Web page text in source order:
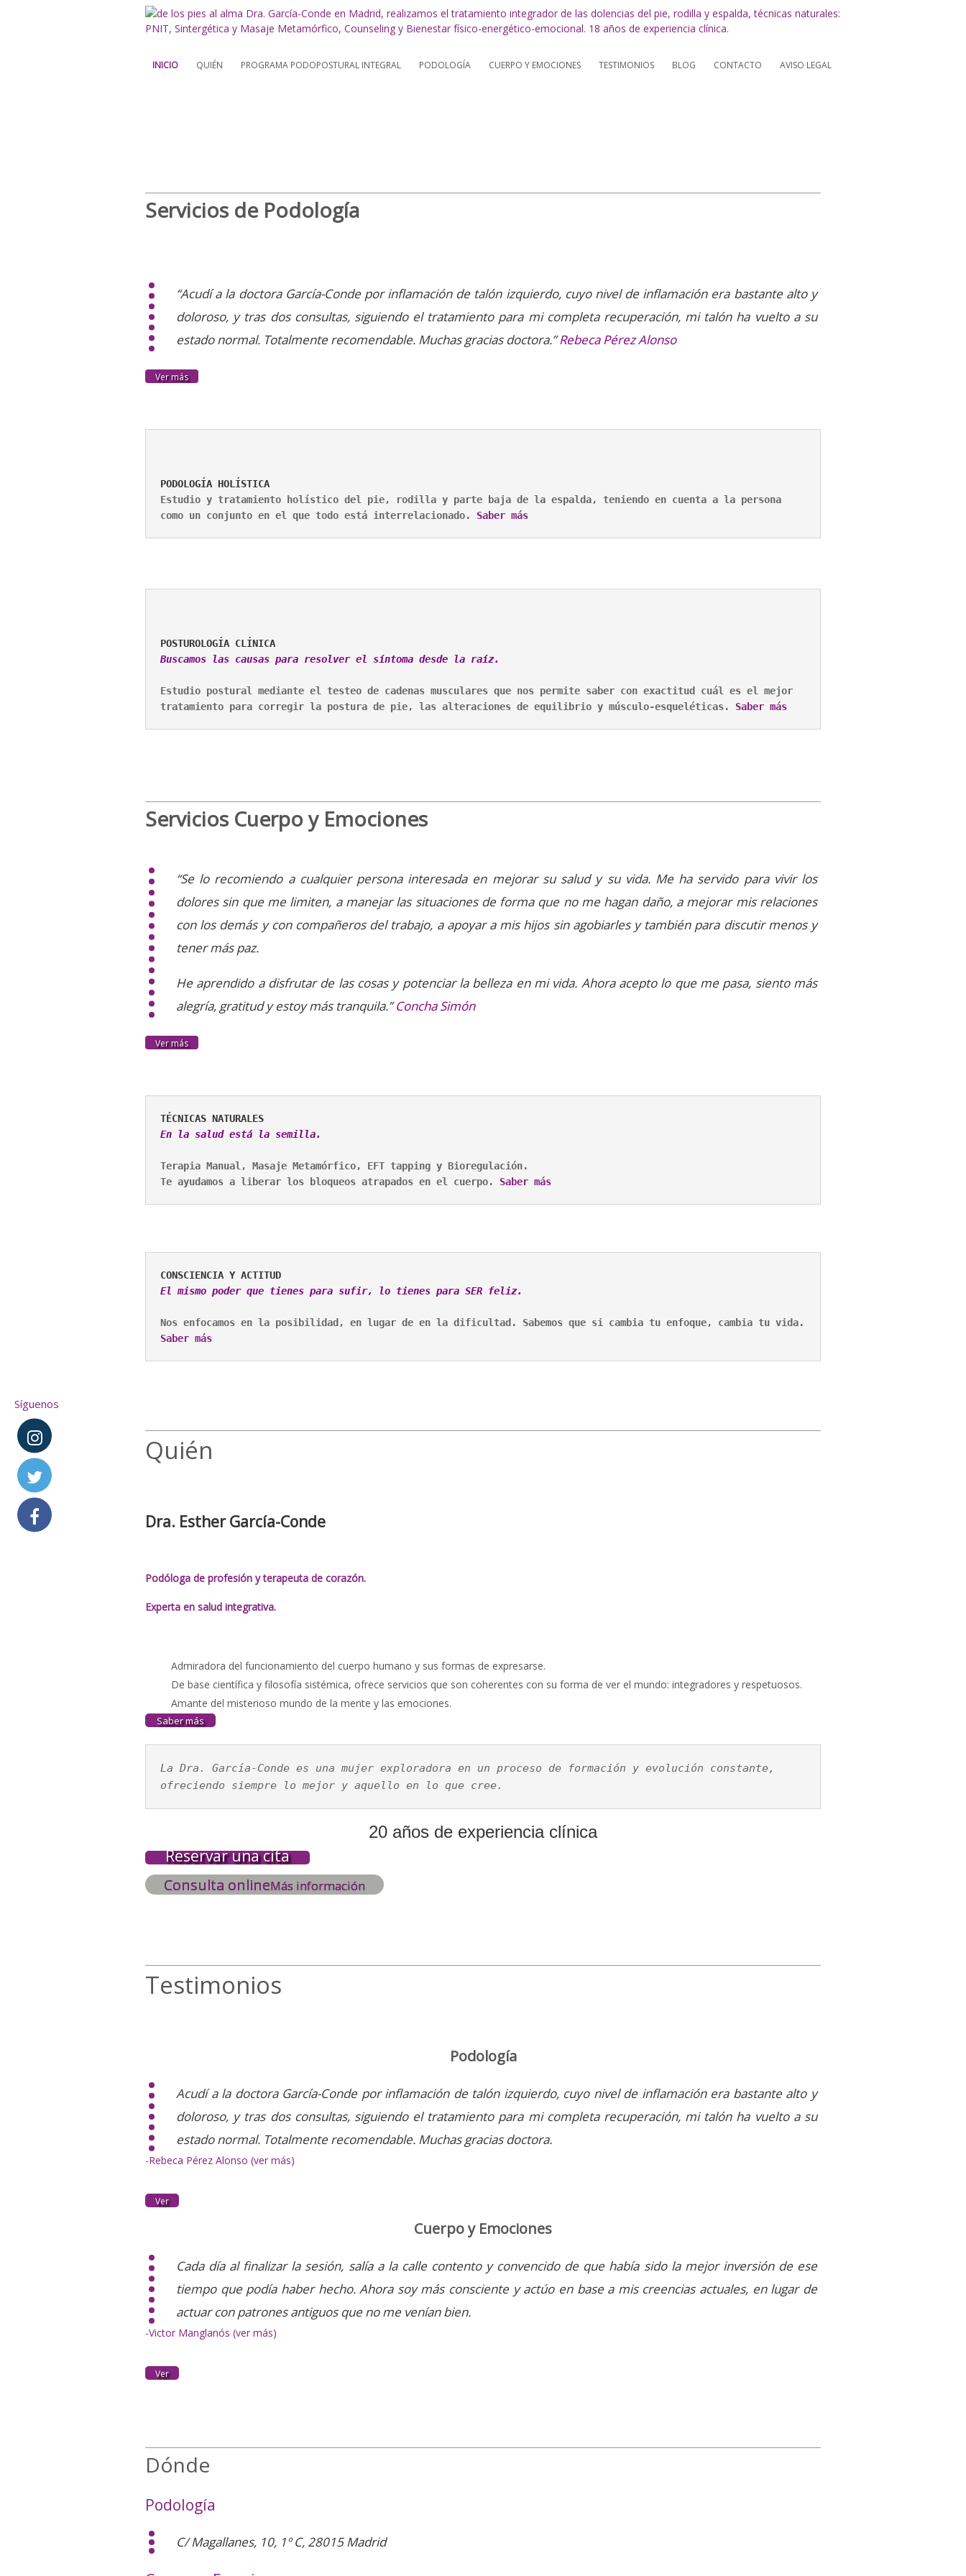
INICIO QUIÉN PROGRAMA PODOPOSTURAL INTEGRAL PODOLOGÍA CUERPO Y EMOCIONES TESTIMONIOS BLOG CONTACTO AVISO LEGAL
Servicios de Podología
“Acudí a la doctora García-Conde por inflamación de talón izquierdo, cuyo nivel de inflamación era bastante alto y
doloroso, y tras dos consultas, siguiendo el tratamiento para mi completa recuperación, mi talón ha vuelto a su
estado normal. Totalmente recomendable. Muchas gracias doctora.”Rebeca Pérez Alonso
Ver más
Estudio y tratamiento holístico del pie, rodilla y parte baja de la espalda, teniendo en cuenta a la persona
como un conjunto en el que todo está interrelacionado. Saber más
Buscamos las causas para resolver el síntoma desde la raíz.
Estudio postural mediante el testeo de cadenas musculares que nos permite saber con exactitud cuál es el mejor
tratamiento para corregir la postura de pie, las alteraciones de equilibrio y músculo-esqueléticas.
Saber más
Servicios Cuerpo y Emociones
“Se lo recomiendo a cualquier persona interesada en mejorar su salud y su vida. Me ha servido para vivir los
dolores sin que me limiten, a manejar las situaciones de forma que no me hagan daño, a mejorar mis relaciones
con los demás y con compañeros del trabajo, a apoyar a mis hijos sin agobiarles y también para discutir menos y
tener más paz.
He aprendido a disfrutar de las cosas y potenciar la belleza en mi vida. Ahora acepto lo que me pasa, siento más
alegría, gratitud y estoy más tranquila.”Concha Simón
Ver más
TÉCNICAS NATURALES
Terapia Manual, Masaje Metamórfico, EFT tapping y Bioregulación.
Te ayudamos a liberar los bloqueos atrapados en el cuerpo. Saber más
CONSCIENCIA Y ACTITUD
Nos enfocamos en la posibilidad, en lugar de en la dificultad. Sabemos que
Saber más
Quién
Dra. Esther García-Conde
Podóloga de profesión y terapeuta de corazón.
Experta en salud integrativa.
Admiradora del funcionamiento del cuerpo humano y sus formas de expresarse.
De base científica y filosofía sistémica, ofrece servicios que son coherentes con su forma de ver el mundo: integradores y respetuosos.
Amante del misterioso mundo de la mente y las emociones.
Saber más
La Dra. García-Conde es una mujer exploradora en un proceso de formación y evolución constante,
ofreciendo siempre lo mejor y aquello en lo que cree.
20 años de experiencia clínica
Reservar una cita
Consulta onlineMás información
Testimonios
Podología
Acudí a la doctora García-Conde por inflamación de talón izquierdo, cuyo nivel de inflamación era bastante alto y
doloroso, y tras dos consultas, siguiendo el tratamiento para mi completa recuperación, mi talón ha vuelto a su
estado normal. Totalmente recomendable. Muchas gracias doctora.
-Rebeca Pérez Alonso (ver más)
Ver
Cuerpo y Emociones
Cada día al finalizar la sesión, salía a la calle contento y convencido de que había sido la mejor inversión de ese
tiempo que podía haber hecho. Ahora soy más consciente y actúo en base a mis creencias actuales, en lugar de
actuar con patrones antiguos que no me venían bien.
-Victor Manglanós (ver más)
Ver
Dónde
Podología
C/ Magallanes, 10, 1º C, 28015 Madrid
Síguenos